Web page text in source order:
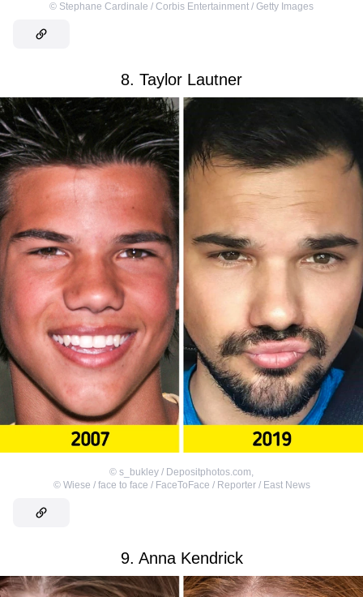
© Stephane Cardinale / Corbis Entertainment / Getty Images
8. Taylor Lautner
© s_bukley / Depositphotos.com
© Wiese / face to face / FaceToFace / Reporter / East News
9. Anna Kendrick